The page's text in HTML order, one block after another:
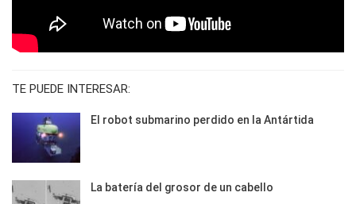
TE PUEDE INTERESAR:
El robot submarino perdido en la Antártida
La batería del grosor de un cabello